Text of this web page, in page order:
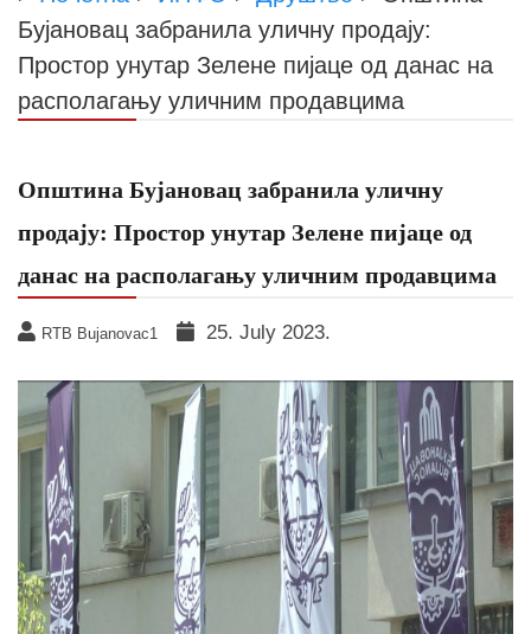
Бујановац забранила уличну продају:
Простор унутар Зелене пијаце од данас на
располагању уличним продавцима
Општина Бујановац забранила уличну
продају: Простор унутар Зелене пијаце од
данас на располагању уличним продавцима
RTB Bujanovac1 25. July 2023.